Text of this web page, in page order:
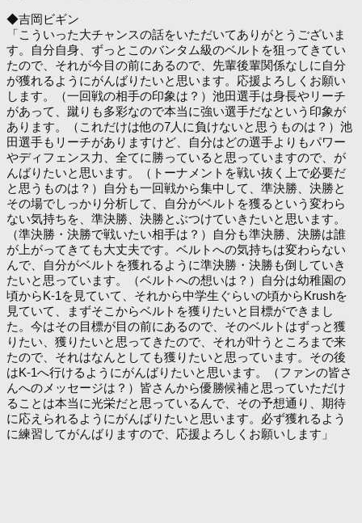
◆吉岡ビギン
「こういった大チャンスの話をいただいてありがとうございま
す。自分自身、ずっとこのバンタム級のベルトを狙ってきてい
たので、それが今目の前にあるので、先輩後輩関係なしに自分
が獲れるようにがんばりたいと思います。応援よろしくお願い
します。（一回戦の相手の印象は？）池田選手は身長やリーチ
があって、蹴りも多彩なので本当に強い選手だなという印象が
あります。（これだけは他の7人に負けないと思うものは？）池
田選手もリーチがありますけど、自分はどの選手よりもパワー
やディフェンス力、全てに勝っていると思っていますので、が
んばりたいと思います。（トーナメントを戦い抜く上で必要だ
と思うものは？）自分も一回戦から集中して、準決勝、決勝と
その場でしっかり分析して、自分がベルトを獲るという変わら
ない気持ちを、準決勝、決勝とぶつけていきたいと思います。
（準決勝・決勝で戦いたい相手は？）自分も準決勝、決勝は誰
が上がってきても大丈夫です。ベルトへの気持ちは変わらない
んで、自分がベルトを獲れるように準決勝・決勝も倒していき
たいと思っています。（ベルトへの想いは？）自分は幼稚園の
頃からK-1を見ていて、それから中学生ぐらいの頃からKrushを
見ていて、まずそこからベルトを獲りたいと目標ができまし
た。今はその目標が目の前にあるので、そのベルトはずっと獲
りたい、獲りたいと思ってきたので、それが叶うところまで来
たので、それはなんとしても獲りたいと思っています。その後
はK-1へ行けるようにがんばりたいと思います。（ファンの皆さ
んへのメッセージは？）皆さんから優勝候補と思っていただけ
ることは本当に光栄だと思っているんで、その予想通り、期待
に応えられるようにがんばりたいと思います。必ず獲れるよう
に練習してがんばりますので、応援よろしくお願いします」